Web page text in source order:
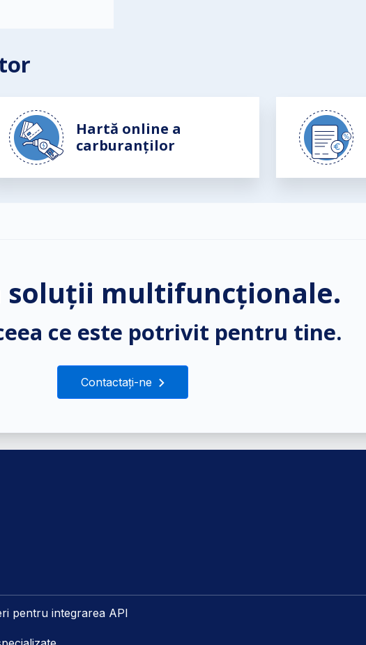
Hartă online a
carburanților
soluții multifuncționale.
ce este potrivit pentru tine.
Contactați-ne
pentru integrarea API